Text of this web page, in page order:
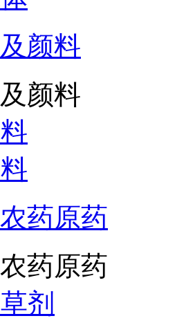
颜料
颜料
药原药
药原药
剂